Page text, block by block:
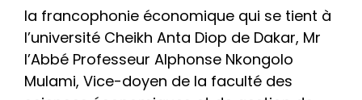
la francophonie économique qui se tient à
l’université Cheikh Anta Diop de Dakar, Mr
l’Abbé Professeur Alphonse Nkongolo
Mulami, Vice-doyen de la faculté des